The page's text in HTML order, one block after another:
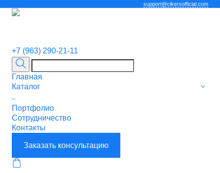
support@cikersofficial.com
+7 (963) 290-21-11
Главная
Каталог
Портфолио
Сотрудничество
Контакты
Заказать консультацию